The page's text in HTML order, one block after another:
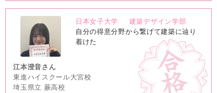
no
image
日本女子大学
建築デザイン学部
自分の得意分野から繋げて建築に辿り
着けた
江本澄音さん
東進ハイスクール大宮校
埼玉県立 蕨高校